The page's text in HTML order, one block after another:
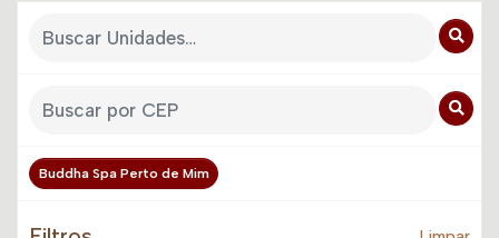
Buddha Spa Perto de Mim